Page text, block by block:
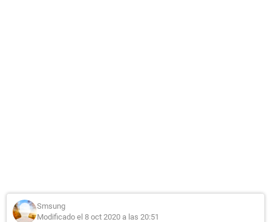
Smsung
Modificado el 8 oct 2020 a las 20:51